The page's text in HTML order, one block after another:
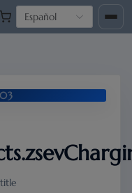
Español